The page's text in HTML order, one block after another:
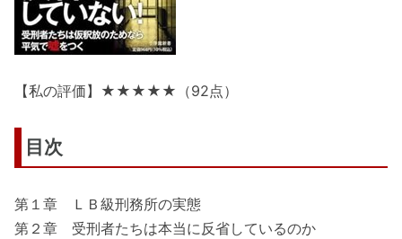
【私の評価】★★★★★（92点）
目次
第１章 ＬＢ級刑務所の実態
第２章 受刑者たちは本当に反省しているのか